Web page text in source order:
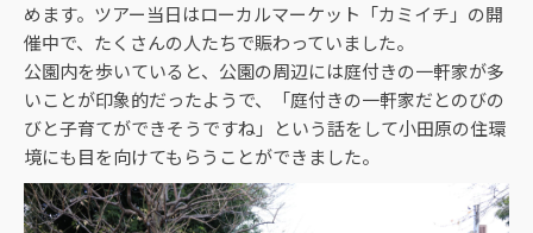
めます。ツアー当日はローカルマーケット「カミイチ」の開
催中で、たくさんの人たちで賑わっていました。
公園内を歩いていると、公園の周辺には庭付きの一軒家が多
いことが印象的だったようで、「庭付きの一軒家だとのびの
びと子育てができそうですね」という話をして小田原の住環
境にも目を向けてもらうことができました。